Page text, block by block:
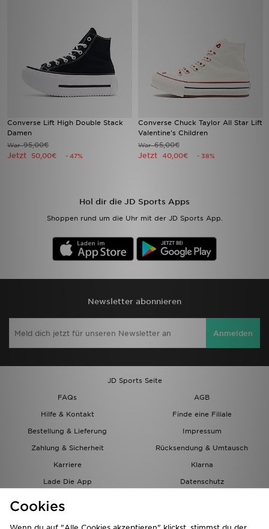
Converse Lift High Double Stack
Damen
War95,00€
Jetzt 50,00€ - 47%
Converse Chuck Taylor All Star Lift
Valentine's Children
War65,00€
Jetzt 40,00€ - 38%
Hol dir die JD Sports Apps
Shoppen rund um die Uhr mit der JD Sports App.
Newsletter abonnieren
Anmelden
JD Sports Seite
FAQs
AGB
Hilfe & Kontakt
Finde eine Filiale
Bestellung & Lieferung
Impressum
Zahlung & Sicherheit
Rücksendung & Umtausch
Karriere
Klarna
Lade Die App
Datenschutz
Geschenkkarte
Filialfinder
Mein JD
Meine Nachrichten
Trending Styles
Cookies